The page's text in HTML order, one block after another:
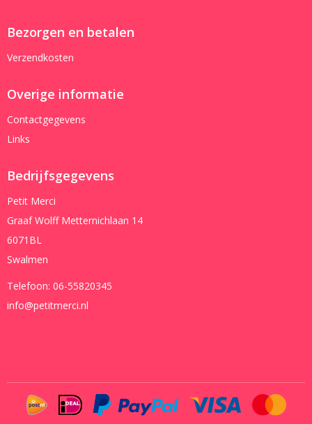
Bezorgen en betalen
Verzendkosten
Overige informatie
Contactgegevens
Links
Bedrijfsgegevens
Petit Merci
Graaf Wolff Metternichlaan 14
6071BL
Swalmen
Telefoon: 06-55820345
info@petitmerci.nl